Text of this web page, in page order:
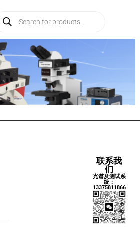
联系我
们
光谱及测试系
统：
13375811866